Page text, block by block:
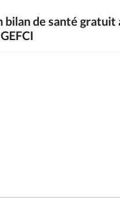
bilan de santé gratuit